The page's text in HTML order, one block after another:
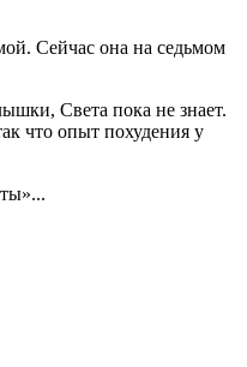
Сейчас она на седьмом
Света пока не знает.
что опыт похудения у